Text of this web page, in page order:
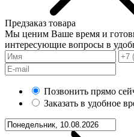
Предзаказ товара
Мы ценим Ваше время и
интересующие вопросы в
Позвонить прямо
Заказать в удобное